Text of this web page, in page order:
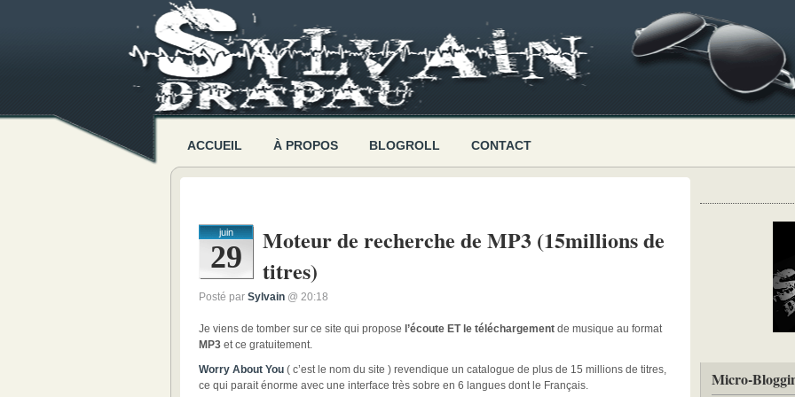
ACCUEIL À PROPOS BLOGROLL CONTACT
juin
29
Moteur de recherche de MP3 (15millions de
titres)
Posté par Sylvain @ 20:18
Je viens de tomber sur ce site qui propose l’écoute ET le téléchargement de musique au format
MP3 et ce gratuitement.
Worry About You ( c’est le nom du site ) revendique un catalogue de plus de 15 millions de titres,
ce qui parait énorme avec une interface très sobre en 6 langues dont le Français.
Micro-